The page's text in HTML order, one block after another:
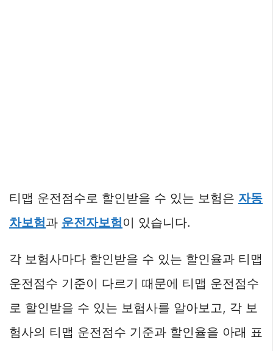
티맵 운전점수로 할인받을 수 있는 보험은 자동
차보험과 운전자보험이 있습니다.
각 보험사마다 할인받을 수 있는 할인율과 티맵
운전점수 기준이 다르기 때문에 티맵 운전점수
로 할인받을 수 있는 보험사를 알아보고, 각 보
험사의 티맵 운전점수 기준과 할인율을 아래 표